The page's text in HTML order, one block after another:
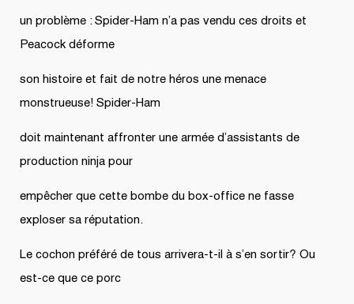
un problème : Spider-Ham n’a pas vendu ces droits et
Peacock déforme
son histoire et fait de notre héros une menace
monstrueuse! Spider-Ham
doit maintenant affronter une armée d’assistants de
production ninja pour
empêcher que cette bombe du box-office ne fasse
exploser sa réputation.
Le cochon préféré de tous arrivera-t-il à s’en sortir? Ou
est-ce que ce porc